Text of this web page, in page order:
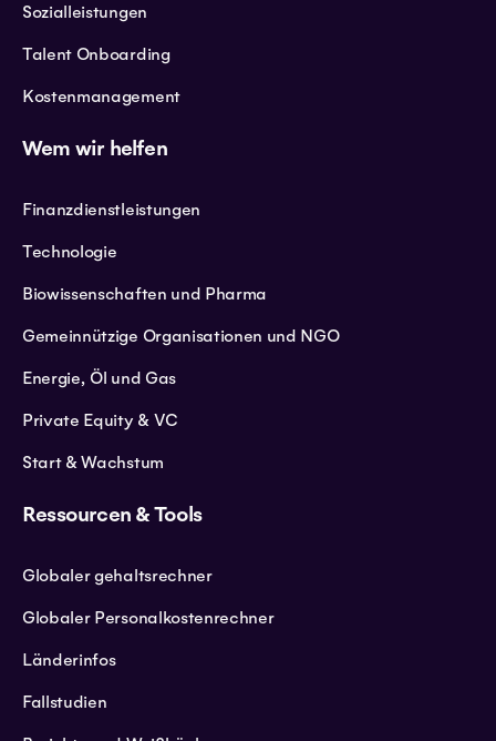
Sozialleistungen
Talent Onboarding
Kostenmanagement
Wem wir helfen
Finanzdienstleistungen
Technologie
Biowissenschaften und Pharma
Gemeinnützige Organisationen und NGO
Energie, Öl und Gas
Private Equity & VC
Start & Wachstum
Ressourcen & Tools
Globaler gehaltsrechner
Globaler Personalkostenrechner
Länderinfos
Fallstudien